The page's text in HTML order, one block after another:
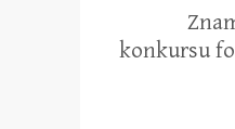
konkursu